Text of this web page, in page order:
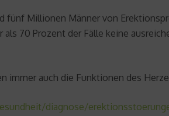
fünf Millionen Männer von
70 Prozent der Fälle keine
immer auch die Funktionen des
diagnose/